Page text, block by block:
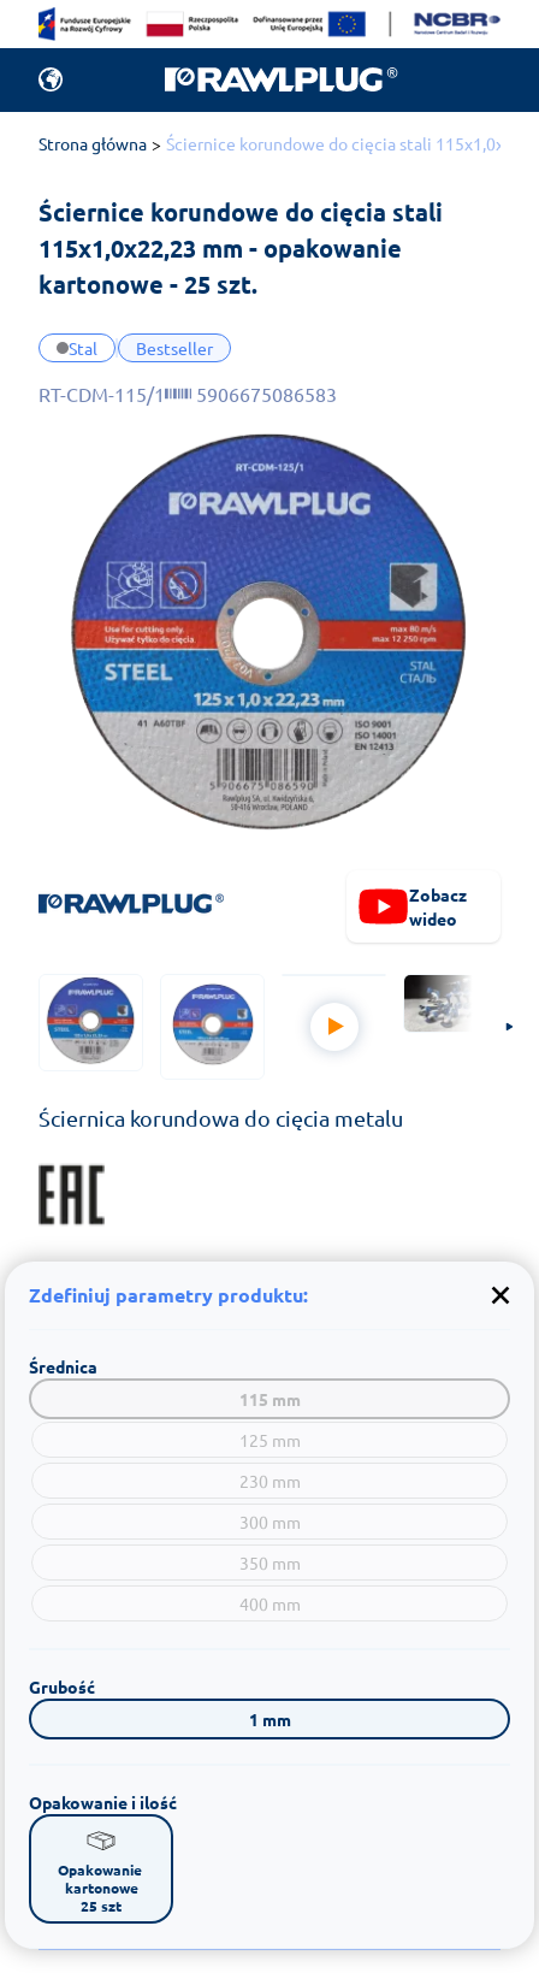
Strona główna Ściernice korundowe do cięcia stali
Ściernice korundowe do cięcia stali
115x1,0x22,23 mm - opakowanie
kartonowe - 25 szt.
Stal Bestseller
RT-CDM-115/1 5906675086583
Zobacz
wideo
Ściernica korundowa do cięcia metalu
Zdefiniuj parametry produktu:
Średnica
115 mm
125 mm
230 mm
300 mm
350 mm
400 mm
Grubość
1 mm
Opakowanie i ilość
Opakowanie
kartonowe
25 szt